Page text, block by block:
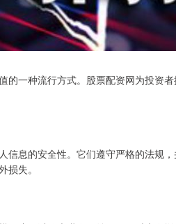
一种流行方式。股票配资网为投资者
息的安全性。它们遵守严格的法规
失。